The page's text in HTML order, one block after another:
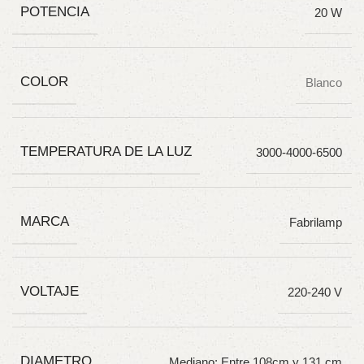
POTENCIA 20 W
COLOR Blanco
TEMPERATURA DE LA LUZ 3000-4000-6500
MARCA Fabrilamp
VOLTAJE 220-240 V
DIAMETRO